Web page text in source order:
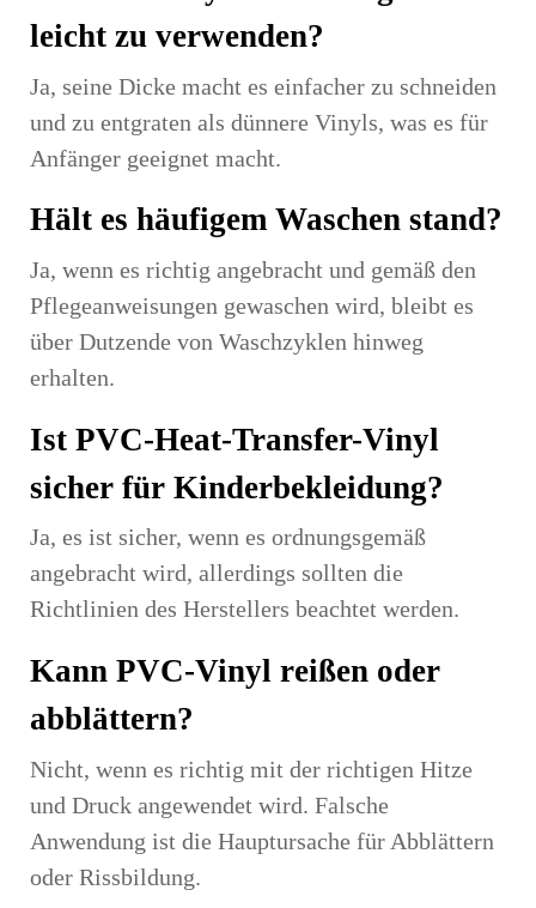
leicht zu verwenden?
Ja, seine Dicke macht es einfacher zu schneiden
und zu entgraten als dünnere Vinyls, was es für
Anfänger geeignet macht.
Hält es häufigem Waschen stand?
Ja, wenn es richtig angebracht und gemäß den
Pflegeanweisungen gewaschen wird, bleibt es
über Dutzende von Waschzyklen hinweg
erhalten.
Ist PVC-Heat-Transfer-Vinyl
sicher für Kinderbekleidung?
Ja, es ist sicher, wenn es ordnungsgemäß
angebracht wird, allerdings sollten die
Richtlinien des Herstellers beachtet werden.
Kann PVC-Vinyl reißen oder
abblättern?
Nicht, wenn es richtig mit der richtigen Hitze
und Druck angewendet wird. Falsche
Anwendung ist die Hauptursache für Abblättern
oder Rissbildung.